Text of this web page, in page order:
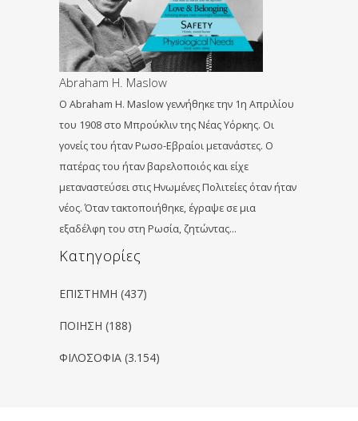
Αbraham Η. Maslow
Ο Αbraham Η. Maslow γεννήθηκε την 1η Απριλίου
του 1908 στο Μπρούκλιν της Νέας Υόρκης. Οι
γονείς του ήταν Ρωσο-Εβραίοι μετανάστες. Ο
πατέρας του ήταν βαρελοποιός και είχε
μεταναστεύσει στις Ηνωμένες Πολιτείες όταν ήταν
νέος. Όταν τακτοποιήθηκε, έγραψε σε μια
εξαδέλφη του στη Ρωσία, ζητώντας…
Kατηγορίες
ΕΠΙΣΤΗΜΗ (437)
ΠΟΙΗΣΗ (188)
ΦΙΛΟΣΟΦΙΑ (3.154)